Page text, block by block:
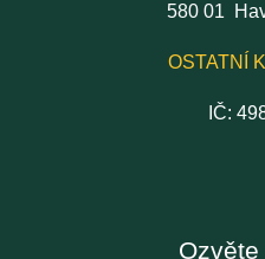
580 01
OSTATNÍ
IČ: